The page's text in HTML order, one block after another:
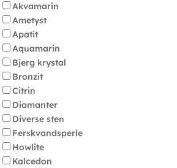
Akvamarin
Ametyst
Apatit
Aquamarin
Bjerg krystal
Bronzit
Citrin
Diamanter
Diverse sten
Ferskvandsperle
Howlite
Kalcedon